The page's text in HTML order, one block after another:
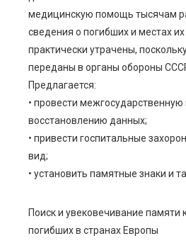
медицинскую помощь тысячам
сведения о погибших и местах
практически утрачены,
переданы в органы обороны
Предлагается:
• провести
восстановлению данных;
• привести госпитальные
вид;
• установить памятные знаки и
Поиск и увековечивание памяти
погибших в странах Европы